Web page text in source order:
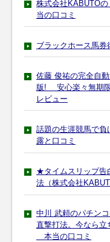
株式会社KABUTO
当の口コミ
ブラックホース馬券
佐藤 俊祐の完全自
版! 安心楽々無期
レビュー
話題の生涯競馬で
露と口コミ
★タイムスリップ
法（株式会社
中川 武頼のパチン
直撃打法。今なら立
本当の口コミ